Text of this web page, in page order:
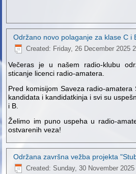
Održano novo polaganje za klase C i
Created: Friday, 26 December 2025
Večeras je u našem radio-klubu
sticanje licenci radio-amatera.
Pred komisijom Saveza radio-
kandidata i kandidatkinja i svi su
i B.
Želimo im puno uspeha u radio-
ostvarenih veza!
Održana završna vežba projekta
Created: Sunday, 30 November